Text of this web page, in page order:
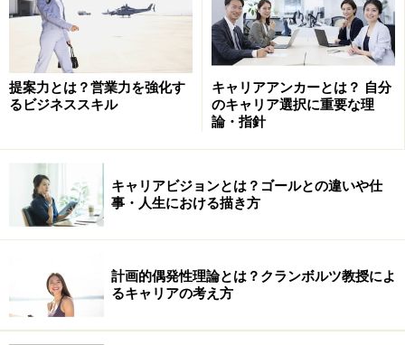
提案力とは？営業力を強化す
るビジネススキル
キャリアアンカーとは？ 自分
のキャリア選択に重要な理
論・指針
キャリアビジョンとは？ゴールとの違いや仕
事・人生における描き方
計画的偶発性理論とは？クランボルツ教授によ
るキャリアの考え方